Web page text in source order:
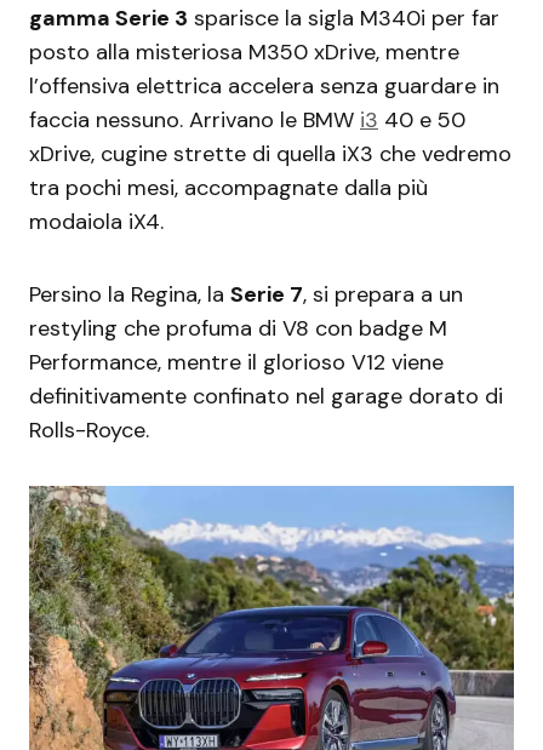
gamma Serie 3 sparisce la sigla M340i per far
posto alla misteriosa M350 xDrive, mentre
l’offensiva elettrica accelera senza guardare in
faccia nessuno. Arrivano le BMW i3 40 e 50
xDrive, cugine strette di quella iX3 che vedremo
tra pochi mesi, accompagnate dalla più
modaiola iX4.
Persino la Regina, la Serie 7, si prepara a un
restyling che profuma di V8 con badge M
Performance, mentre il glorioso V12 viene
definitivamente confinato nel garage dorato di
Rolls-Royce.